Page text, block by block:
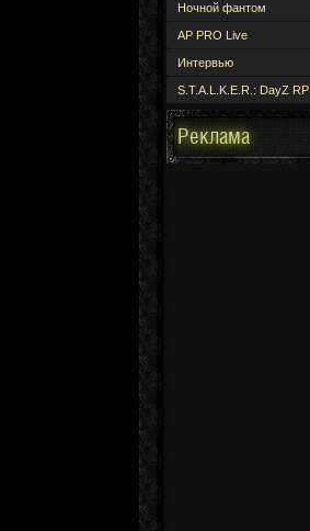
Ночной фантом
AP PRO Live
Интервью
S.T.A.L.K.E.R.: DayZ RP
Реклама